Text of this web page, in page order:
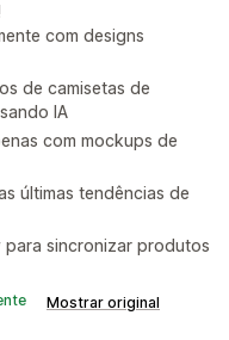
com designs
de camisetas de
IA
com mockups de
últimas tendências de
sincronizar produtos
Mostrar original